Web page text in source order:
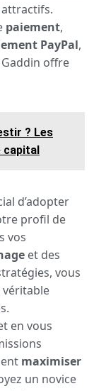
attractifs.
paiement,
PayPal,
Gaddin offre
? Les
capital
d’adopter
profil de
vos
et des
vous
en vous
maximiser
un novice